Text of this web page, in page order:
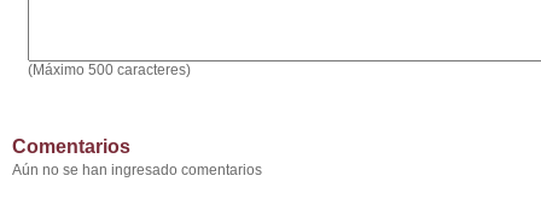
(Máximo 500 caracteres)
Comentarios
Aún no se han ingresado comentarios